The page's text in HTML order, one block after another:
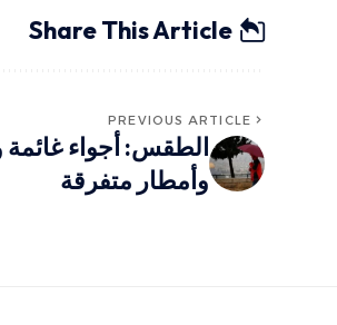
Share This Article
PREVIOUS ARTICLE
الطقس: أجواء غائمة
وأمطار متفرقة